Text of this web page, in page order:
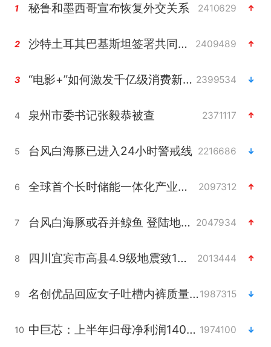
1 秘鲁和墨西哥宣布恢复外交关系 2410629
2 沙特土耳其巴基斯坦签署共同防务协议 2409489
3 “电影+”如何激发千亿级消费新活力？ 2399534
4 泉州市委书记张毅恭被查 2371117
5 台风白海豚已进入24小时警戒线 2216686
6 全球首个长时储能一体化产业园量产 2097312
7 台风白海豚或吞并鲸鱼 登陆地点更新 2047934
8 四川宜宾市高县4.9级地震致1人死亡 2013444
9 名创优品回应女子吐槽内裤质量差1987315
10 中巨芯：上半年归母净利润1405.77万元 1974100